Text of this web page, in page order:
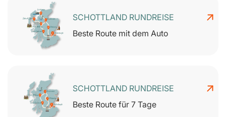
SCHOTTLAND RUNDREISE
Beste Route mit dem Auto
SCHOTTLAND RUNDREISE
Beste Route für 7 Tage